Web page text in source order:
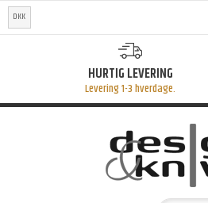
DKK
HURTIG LEVERING
Levering 1-3 hverdage.